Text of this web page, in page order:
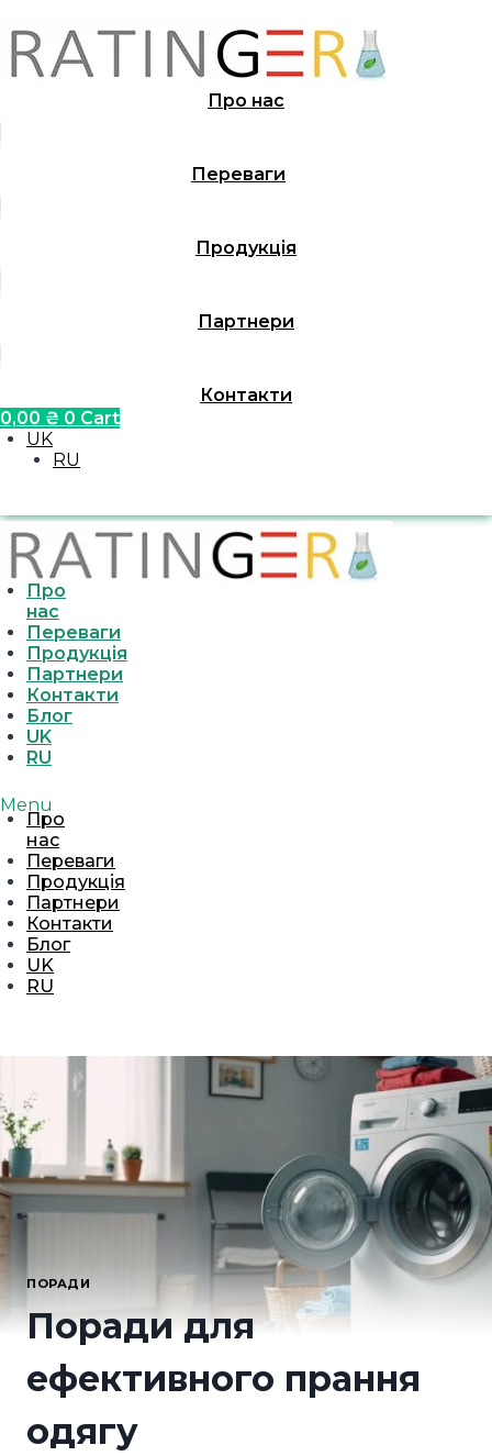
до
вмісту
Про нас
Переваги
Продукція
Партнери
Контакти
0,00 ₴ 0 Cart
UK
RU
Про
нас
Переваги
Продукція
Партнери
Контакти
Блог
UK
RU
Menu
Про
нас
Переваги
Продукція
Партнери
Контакти
Блог
UK
RU
ПОРАДИ
Поради для
ефективного прання
одягу